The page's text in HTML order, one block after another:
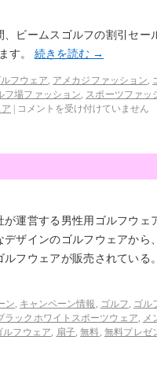
、ビームスゴルフの割引セー
す。 続きを読む →
フウェア, アメカジファッション,
フ場ファッション, スポーツファッ
コメントを受け付けていません
運営する男性用ゴルフウェ
ザインのゴルフウェアから、
フウェアが販売されている。
ン, キャンペーン情報 , ゴルフ, ゴル
ラックホワイトスポーツウェア, メ
ルフウェア, 扇子,無料, 無料プレゼ